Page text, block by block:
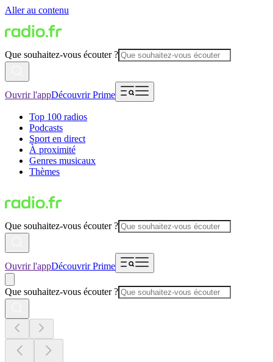
Aller au contenu
Que souhaitez-vous écouter ?
Ouvrir l'appDécouvrir Prime
Top 100 radios
Podcasts
Sport en direct
À proximité
Genres musicaux
Thèmes
Que souhaitez-vous écouter ?
Ouvrir l'appDécouvrir Prime
Que souhaitez-vous écouter ?